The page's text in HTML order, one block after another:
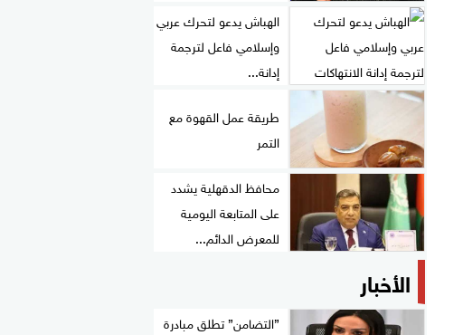
الهباش يدعو لتحرك عربي
وإسلامي فاعل لترجمة
إدانة...
طريقة عمل القهوة مع
التمر
محافظ الدقهلية يشدد
على المتابعة اليومية
للمعرض الدائم...
الأخبار
”التضامن” تطلق مبادرة